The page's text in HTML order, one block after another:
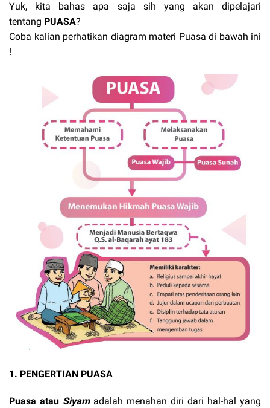
Yuk, kita bahas apa saja sih yang akan dipelajari
tentang PUASA?
Coba kalian perhatikan diagram materi Puasa di bawah ini
!
1. PENGERTIAN PUASA
Puasa atau Siyamadalah menahan diri dari hal-hal yang